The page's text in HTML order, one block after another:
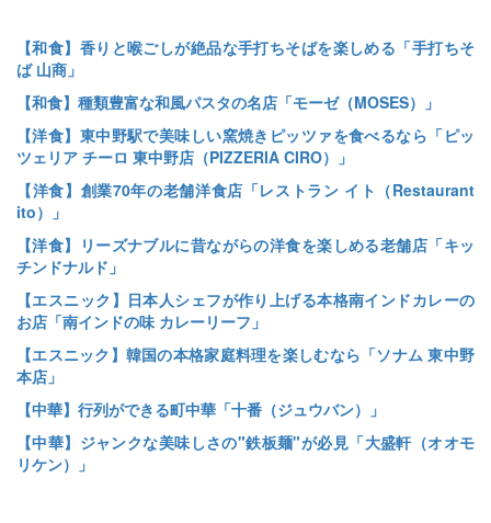
【和食】香りと喉ごしが絶品な手打ちそばを楽しめる「手打ちそ
ば 山商」
【和食】種類豊富な和風パスタの名店「モーゼ（MOSES）」
【洋食】東中野駅で美味しい窯焼きピッツァを食べるなら「ピッ
ツェリア チーロ 東中野店（PIZZERIA CIRO）」
【洋食】創業70年の老舗洋食店「レストラン イト（Restaurant
ito）」
【洋食】リーズナブルに昔ながらの洋食を楽しめる老舗店「キッ
チンドナルド」
【エスニック】日本人シェフが作り上げる本格南インドカレーの
お店「南インドの味 カレーリーフ」
【エスニック】韓国の本格家庭料理を楽しむなら「ソナム 東中野
本店」
【中華】行列ができる町中華「十番（ジュウバン）」
【中華】ジャンクな美味しさの"鉄板麺"が必見「大盛軒（オオモ
リケン）」